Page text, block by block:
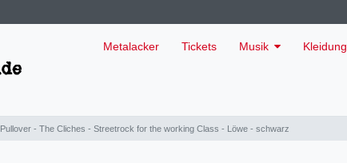
Metalacker Tickets Musik Kleidung
Pullover - The Cliches - Streetrock for the working Class - Löwe - schwarz